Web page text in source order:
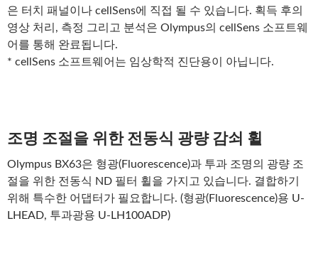
은 터치 패널이나 cellSens에 직접 될 수 있습니다. 획득 후의
영상 처리, 측정 그리고 분석은 Olympus의 cellSens 소프트웨
어를 통해 완료됩니다.
* cellSens 소프트웨어는 임상학적 진단용이 아닙니다.
조명 조절을 위한 전동식 광량 감쇠 휠
Olympus BX63은 형광(Fluorescence)과 투과 조명의 광량 조
절을 위한 전동식 ND 필터 휠을 가지고 있습니다. 결합하기
위해 특수한 어댑터가 필요합니다. (형광(Fluorescence)용 U-
LHEAD, 투과광용 U-LH100ADP)